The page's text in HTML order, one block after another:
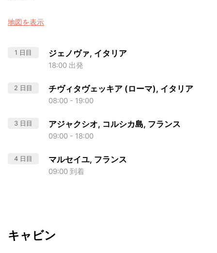
地図を表示
1 日目 ジェノヴァ, イタリア
18:00 出発
2 日目 チヴィタヴェッキア (ローマ), イタリア
08:00 - 19:00
3 日目 アジャクシオ, コルシカ島, フランス
09:00 - 18:00
4 日目 マルセイユ, フランス
09:00 到着
キャビン